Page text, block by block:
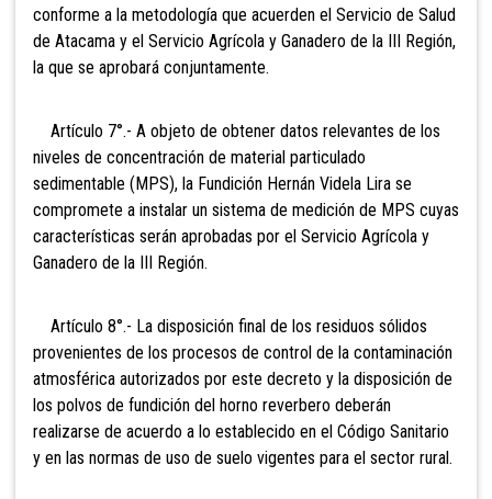
conforme a la metodología que acuerden el Servicio de Salud
de Atacama y el Servicio Agrícola y Ganadero de la III Región,
la que se aprobará conjuntamente.
Artículo 7°.- A objeto de obtener datos relevantes de los
niveles de concentración de material particulado
sedimentable (MPS), la Fundición Hernán Videla Lira se
compromete a instalar un sistema de medición de MPS cuyas
características serán aprobadas por el Servicio Agrícola y
Ganadero de la III Región.
Artículo 8°.- La disposición final de los residuos sólidos
provenientes de los procesos de control de la contaminación
atmosférica autorizados por este decreto y la disposición de
los polvos de fundición del horno reverbero deberán
realizarse de acuerdo a lo establecido en el Código Sanitario
y en las normas de uso de suelo vigentes para el sector rural.